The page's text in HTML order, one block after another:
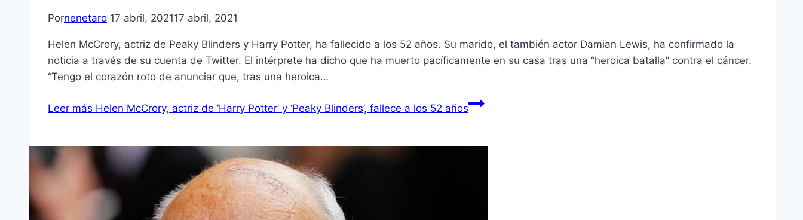
Pornenetaro 17 abril, 202117 abril, 2021
Helen McCrory, actriz de Peaky Blinders y Harry Potter, ha fallecido a los 52 años. Su marido, el también actor Damian Lewis, ha confirmado la
noticia a través de su cuenta de Twitter. El intérprete ha dicho que ha muerto pacíficamente en su casa tras una “heroica batalla” contra el cáncer.
“Tengo el corazón roto de anunciar que, tras una heroica…
Leer más Helen McCrory, actriz de ‘Harry Potter’ y ‘Peaky Blinders’, fallece a los 52 años